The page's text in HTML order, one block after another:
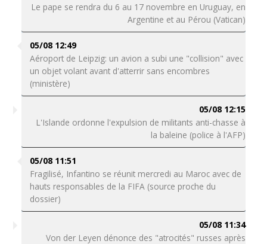
Le pape se rendra du 6 au 17 novembre en Uruguay, en
Argentine et au Pérou (Vatican)
05/08 12:49
Aéroport de Leipzig: un avion a subi une "collision" avec
un objet volant avant d'atterrir sans encombres
(ministère)
05/08 12:15
L'Islande ordonne l'expulsion de militants anti-chasse à
la baleine (police à l'AFP)
05/08 11:51
Fragilisé, Infantino se réunit mercredi au Maroc avec de
hauts responsables de la FIFA (source proche du
dossier)
05/08 11:34
Von der Leyen dénonce des "atrocités" russes après